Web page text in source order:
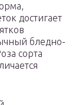
достигает
бледно-
сорта